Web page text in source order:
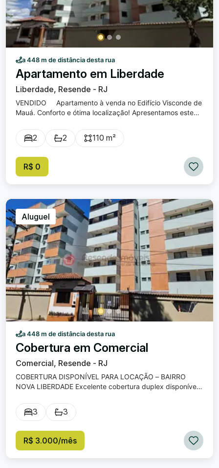
a 448 m de distância desta rua
Apartamento em Liberdade
Liberdade, Resende - RJ
VENDIDO Apartamento à venda no Edifício Visconde de
Mauá. Conforto e ótima localização! Apresentamos este
busca conforto, praticidade e uma vista privilegiada.
Características: 2 quartos, sendo uma suíte com closet e
varanda agradável com vista para o Rio Paraíba. Cozinha
planejada, equipada com armários e despensa com
Águas, Hospital de Emergência e Resende Shopping. O
condomínio conta com portaria eletrônica, salão de festas
e bicicletário, garantindo mais segurança e comodidade.
Agende sua visita e venha conhecer seu novo lar!
2 2 110 m²
R$ 0
Aluguel
a 448 m de distância desta rua
Cobertura em Comercial
Comercial, Resende - RJ
COBERTURA DISPONÍVEL PARA LOCAÇÃO – BAIRRO
NOVA LIBERDADE Excelente cobertura duplex disponível
conforto, espaço e praticidade para toda a família.
Aluguel: R$ 3.000,00 Distribuição do imóvel: 1º Andar: • 3
Cozinha; • Área de serviço com banheiro. 2º Andar: • 2
quartos; • 1 suíte. Condomínio: • Elevador; • Portaria
3 3
R$ 3.000/mês